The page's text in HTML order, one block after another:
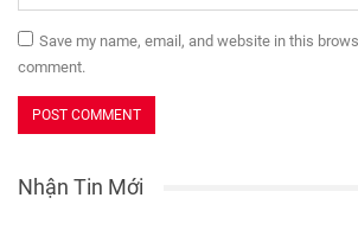
Save my name, email, and website in this
comment.
Nhận Tin Mới